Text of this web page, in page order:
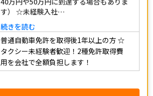
す） ☆未経験入社…
続きを読む
普通自動車免許を取得後1年以上の方☆
タクシー未経験者歓迎！2種免許取得費
用を会社で全額負担します！